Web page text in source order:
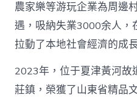
農家樂等游玩企業為周邊
遇，吸納失業3000余人，
拉動了本地社會經濟的成
2023年，位于夏津黃河故
莊鎮，榮獲了山東省精品